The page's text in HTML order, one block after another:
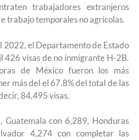
trabajadores extranjeros
trabajo temporales no agrícolas.
2022, el Departamento de Estado
426 visas de no inmigrante H-2B.
de México fueron los más
más del el 67.8% del total de las
84,495 visas.
Guatemala con 6,289, Honduras
4,274 con completar las